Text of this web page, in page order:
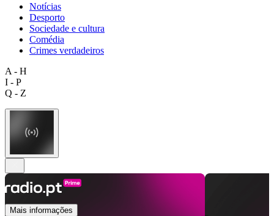
Notícias
Desporto
Sociedade e cultura
Comédia
Crimes verdadeiros
A - H
I - P
Q - Z
Mais informações